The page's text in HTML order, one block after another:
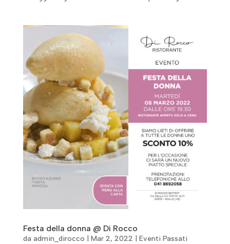
Festa della donna @ Di Rocco
da admin_dirocco Mar 2, 2022 Eventi Passati